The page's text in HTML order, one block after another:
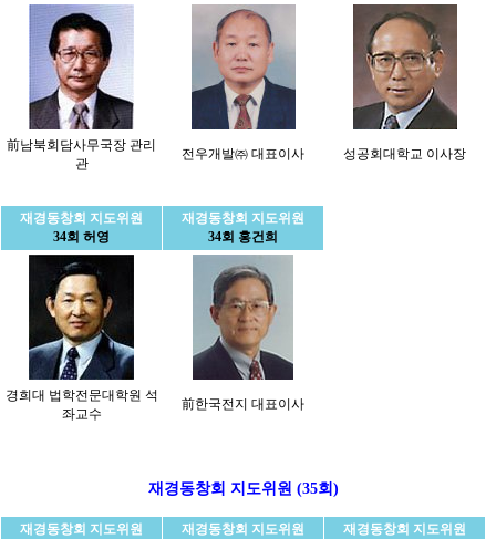
前남북회담사무국장 관리
관
전우개발㈜ 대표이사 성공회대학교 이사장
재경동창회 지도위원
34회 허영
재경동창회 지도위원
34회 홍건희
경희대 법학전문대학원 석
좌교수
前한국전지 대표이사
재경동창회 지도위원 (35회)
재경동창회 지도위원
재경동창회 지도위원
재경동창회 지도위원